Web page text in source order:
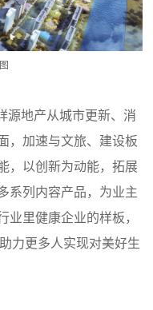
源地产从城市更新、消
，加速与文旅、建设板
，以创新为动能，拓展
系列内容产品，为业主
里健康企业的样板，
力更多人实现对美好生